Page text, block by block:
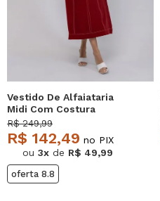
Vestido De Alfaiataria
Midi Com Costura
Contrastantes Vinho
Salvatore
R$ 249,99
R$ 142,49 no PIX
ou 3x de R$ 49,99
oferta 8.8